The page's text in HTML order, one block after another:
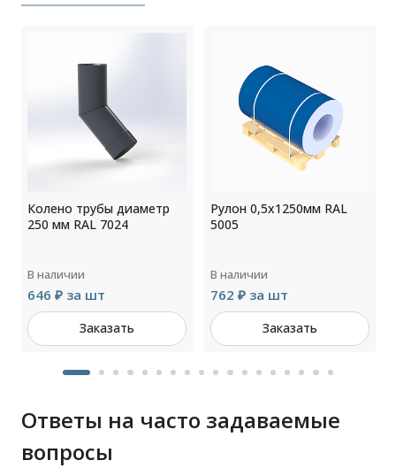
Колено трубы диаметр
250 мм RAL 7024
В наличии
646 ₽ за шт
Заказать
Рулон 0,5x1250мм RAL
5005
В наличии
762 ₽ за шт
Заказать
Ответы на часто задаваемые
вопросы